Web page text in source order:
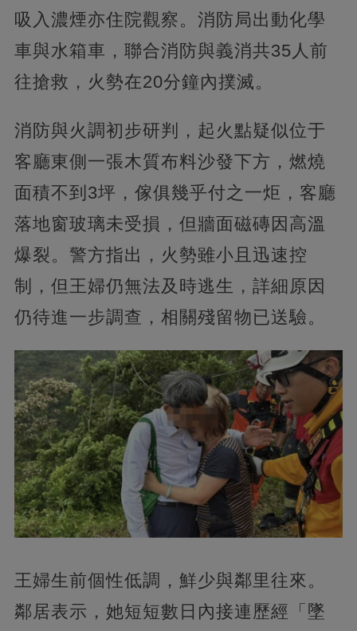
吸入濃煙亦住院觀察。消防局出動化學
車與水箱車，聯合消防與義消共35人前
往搶救，火勢在20分鐘內撲滅。
消防與火調初步研判，起火點疑似位于
客廳東側一張木質布料沙發下方，燃燒
面積不到3坪，傢俱幾乎付之一炬，客廳
落地窗玻璃未受損，但牆面磁磚因高溫
爆裂。警方指出，火勢雖小且迅速控
制，但王婦仍無法及時逃生，詳細原因
仍待進一步調查，相關殘留物已送驗。
王婦生前個性低調，鮮少與鄰里往來。
鄰居表示，她短短數日內接連歷經「墜